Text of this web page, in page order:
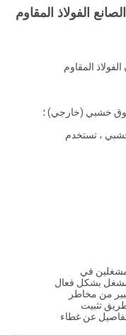
الفولاذ المقاوم
الفولاذ المقاوم
خشبي (خارجي) ؛
خشبي ، تستخدم
في
بشكل فعال
من مخاطر
تثبيت
عن غطاء